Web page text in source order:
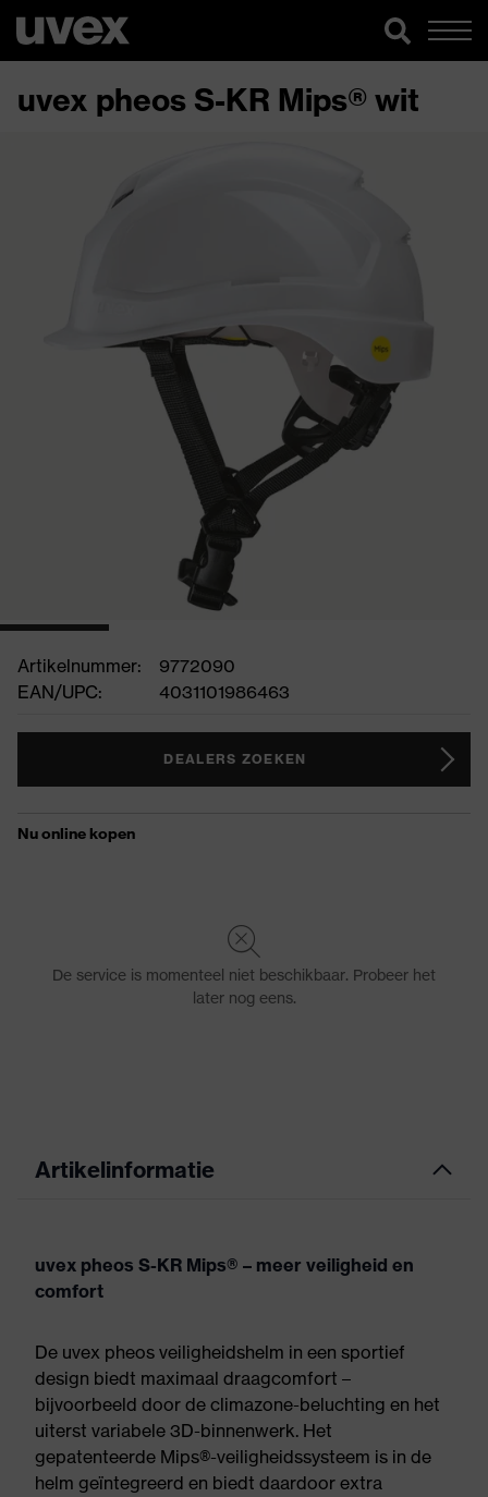
uvex pheos S-KR Mips® wit
Artikelnummer:
9772090
EAN/UPC:
4031101986463
DEALERS ZOEKEN
Artikelinformatie
uvex pheos S-KR Mips® – meer veiligheid en
comfort
De uvex pheos veiligheidshelm in een sportief
design biedt maximaal draagcomfort –
bijvoorbeeld door de climazone-beluchting en het
uiterst variabele 3D-binnenwerk. Het
gepatenteerde Mips®-veiligheidssysteem is in de
helm geïntegreerd en biedt daardoor extra